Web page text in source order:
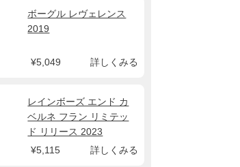
ボーグル レヴェレンス
2019
¥5,049 詳しくみる
レインボーズ エンド カ
ベルネ フラン リミテッ
ド リリース 2023
¥5,115
詳しくみる